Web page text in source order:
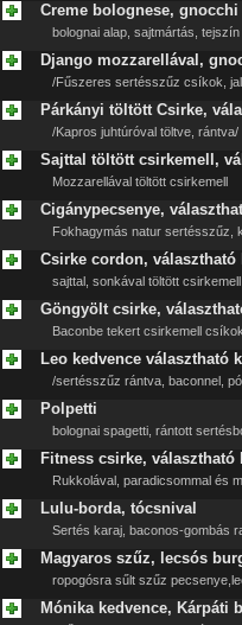
Creme bolognese,
bolognai alap, sajtmártás, tejszín
Django mozzarellával,
/Fűszeres sertésszűz csíkok,
Párkányi töltött Csirke,
/Kapros juhtúróval töltve, rántva/
Sajttal töltött csirkemell,
Mozzarellával töltött csirkemell
Cigánypecsenye,
Fokhagymás natur sertésszűz,
Csirke cordon, választható
sajttal, sonkával töltött csirkemell
Göngyölt csirke,
Baconbe tekert csirkemell
Leo kedvence választható
/sertésszűz rántva, baconnel,
Polpetti
bolognai spagetti, rántott
Fitness csirke, választható
Rukkolával, paradicsommal és
Lulu-borda, tócsnival
Sertés karaj, baconos-gombás
Magyaros szűz, lecsós
ropogósra sűlt szűz
Mónika kedvence, Kárpáti